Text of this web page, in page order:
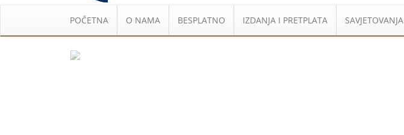
POČETNA O NAMA BESPLATNO IZDANJA I PRETPLATA SAVJETOVANJA